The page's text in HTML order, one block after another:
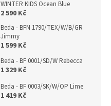
WINTER KIDS Ocean Blue
2 590 Kč
Beda - BFN 1790/TEX/W/B/GR
Jimmy
1 599 Kč
Beda - BF 0001/SD/W Rebecca
1 329 Kč
Beda - BF 0003/SK/W/OP Lime
1 419 Kč